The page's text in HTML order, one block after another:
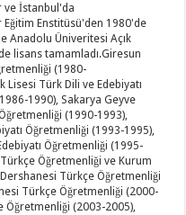
ve İstanbul'da
Eğitim Enstitüsü'den 1980'de
Anadolu Üniveritesi Açık
lisans tamamladı.Giresun
(1980-
Lisesi Türk Dili ve Edebiyatı
1990), Sakarya Geyve
(1990-1993),
Öğretmenliği (1993-1995),
Öğretmenliği (1995-
Öğretmenliği ve Kurum
Türkçe Öğretmenliği
Türkçe Öğretmenliği (2000-
Öğretmenliği (2003-2005),